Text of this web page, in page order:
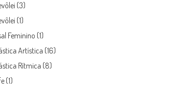
(3)
(1)
Feminino (1)
Artística (16)
Rítmica (8)
(1)